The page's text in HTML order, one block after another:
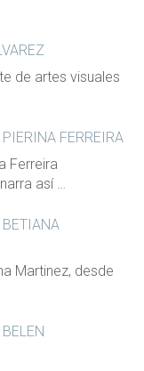
de artes visuales
FERREIRA
Ferreira
así …
BETIANA
Martinez, desde